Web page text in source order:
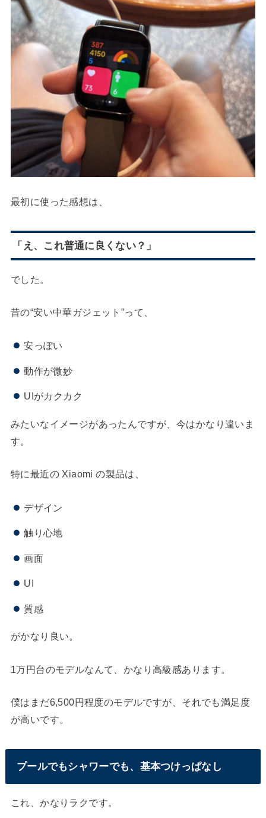
最初に使った感想は、
「え、これ普通に良くない？」
でした。
昔の“安い中華ガジェット”って、
安っぽい
動作が微妙
UIがカクカク
みたいなイメージがあったんですが、今はかなり違いま
す。
特に最近の Xiaomi の製品は、
デザイン
触り心地
画面
UI
質感
がかなり良い。
1万円台のモデルなんて、かなり高級感あります。
僕はまだ6,500円程度のモデルですが、それでも満足度
が高いです。
プールでもシャワーでも、基本つけっぱなし
これ、かなりラクです。